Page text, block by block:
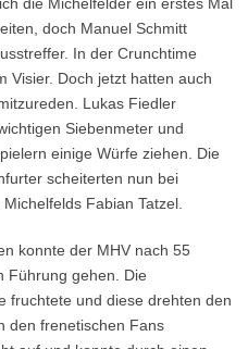
die Michelfelder ein erstes Mal
doch Manuel Schmitt
In der Crunchtime
Visier. Doch jetzt hatten auch
Lukas Fiedler
Siebenmeter und
einige Würfe ziehen. Die
scheiterten nun bei
Fabian Tatzel.
konnte der MHV nach 55
Führung gehen. Die
fruchtete und diese drehten den
den frenetischen Fans